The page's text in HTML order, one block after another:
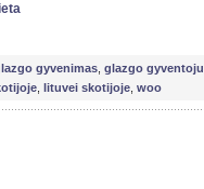
gyvenimas glazgo gyventoju
lituvei skotijoje woo